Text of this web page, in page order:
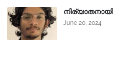
നിര്യാതനായി
June 20, 2024